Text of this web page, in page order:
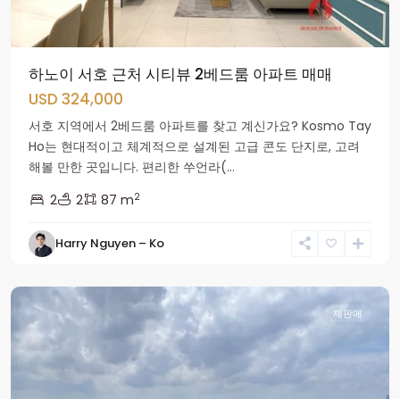
하노이 서호 근처 시티뷰 2베드룸 아파트 매매
USD 324,000
서호 지역에서 2베드룸 아파트를 찾고 계신가요? Kosmo Tay
Ho는 현대적이고 체계적으로 설계된 고급 콘도 단지로, 고려
해볼 만한 곳입니다. 편리한 쑤언라(...
2
2 87 m2
Harry Nguyen – Ko
Tay
Ho
재판매